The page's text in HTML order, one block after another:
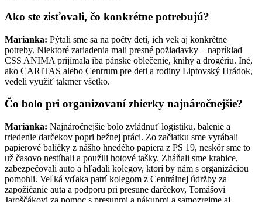
Ako ste zisťovali, čo konkrétne potrebujú?
Marianka: Pýtali sme sa na počty detí, ich vek aj konkrétne
potreby. Niektoré zariadenia mali presné požiadavky – napríklad
CSS ANIMA prijímala iba pánske oblečenie, knihy a drogériu. Iné,
ako CARITAS alebo Centrum pre deti a rodiny Liptovský Hrádok,
vedeli využiť takmer všetko.
Čo bolo pri organizovaní zbierky najnáročnejšie?
Marianka: Najnáročnejšie bolo zvládnuť logistiku, balenie a
triedenie darčekov popri bežnej práci. Zo začiatku sme vyrábali
papierové balíčky z nášho hnedého papiera z PS 19, neskôr sme to
už časovo nestíhali a použili hotové tašky. Zháňali sme krabice,
zabezpečovali auto a hľadali kolegov, ktorí by nám s organizáciou
pomohli. Veľká vďaka patrí kolegom z Centrálnej údržby za
zapožičanie auta a podporu pri presune darčekov, Tomášovi
Jaroščákovi za pomoc s presunmi a nákupmi a samozrejme aj